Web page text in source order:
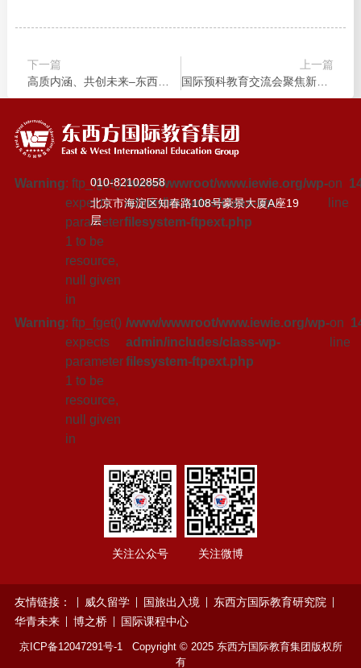
下一篇
高质内涵、共创未来–东西方国际教育集团领导出席中国民办教育协会国际交流与合作专业委员会活动
上一篇
国际预科教育交流会聚焦新时代国际化人才培养
Warning: ftp_fget()
expects
parameter
1 to be
resource,
null given
in
/www/wwwroot/www.iewie.org/wp-
admin/includes/class-wp-
filesystem-ftpext.php
on
line
Warning: ftp_fget()
expects
parameter
1 to be
resource,
null given
in
/www/wwwroot/www.iewie.org/wp-
admin/includes/class-wp-
filesystem-ftpext.php
on
line
010-82102858
北京市海淀区知春路108号豪景大厦A座19
层
关注公众号 关注微博
友情链接： 威久留学 国旅出入境
东西方国际教育研究院
华青未来
博之桥 国际课程中心
京ICP备12047291号-1 Copyright © 2025 东西方国际教育集团版权所
有